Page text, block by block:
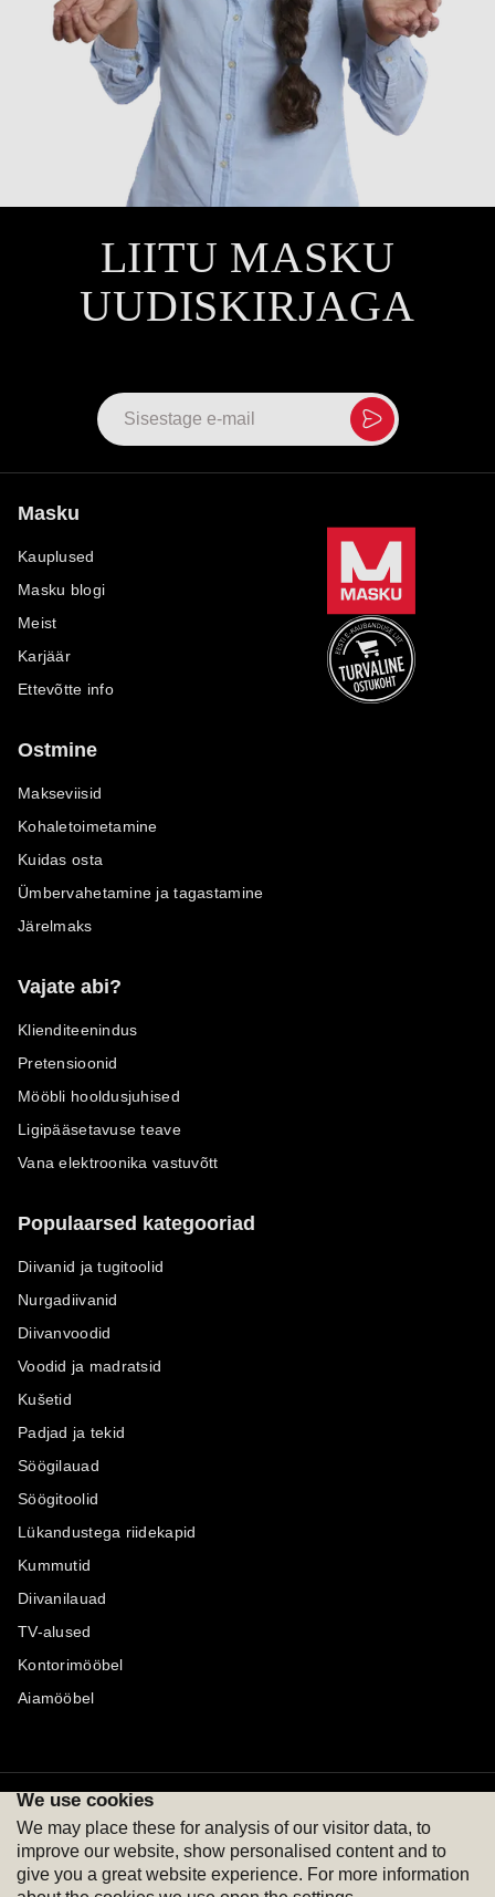
LIITU MASKU
UUDISKIRJAGA
Masku
Kauplused
Masku blogi
Meist
Karjäär
Ettevõtte info
Ostmine
Makseviisid
Kohaletoimetamine
Kuidas osta
Ümbervahetamine ja tagastamine
Järelmaks
Vajate abi?
Klienditeenindus
Pretensioonid
Mööbli hooldusjuhised
Ligipääsetavuse teave
Vana elektroonika vastuvõtt
Populaarsed kategooriad
Diivanid ja tugitoolid
Nurgadiivanid
Diivanvoodid
Voodid ja madratsid
Kušetid
Padjad ja tekid
Söögilauad
Söögitoolid
Lükandustega riidekapid
Kummutid
Diivanilauad
TV-alused
Kontorimööbel
Aiamööbel
Maksevõimalused
We use cookies
We may place these for analysis of our visitor data, to
improve our website, show personalised content and to
give you a great website experience. For more information